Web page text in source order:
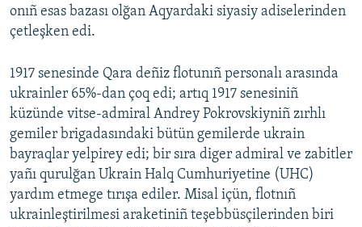
onıñ esas bazası olğan Aqyardaki siyasiy adiselerinden
çetleşken edi.
1917 senesinde Qara deñiz flotunıñ personalı arasında
ukrainler 65%-dan çoq edi; artıq 1917 senesiniñ
küzünde vitse-admiral Andrey Pokrovskiyniñ zırhlı
gemiler brigadasındaki bütün gemilerde ukrain
bayraqlar yelpirey edi; bir sıra diger admiral ve zabitler
yañı qurulğan Ukrain Halq Cumhuriyetine (UHC)
yardım etmege tırışa ediler. Misal içün, flotnıñ
ukrainleştirilmesi araketiniñ teşebbüsçilerinden biri